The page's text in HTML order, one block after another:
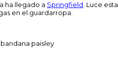
ha llegado a Springfield . Luce esta
en el guardarropa.
paisley